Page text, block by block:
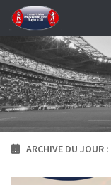
Skip to content
ARCHIVE DU JOUR :